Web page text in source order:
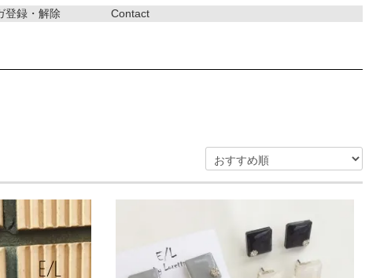
登録・解除 Contact